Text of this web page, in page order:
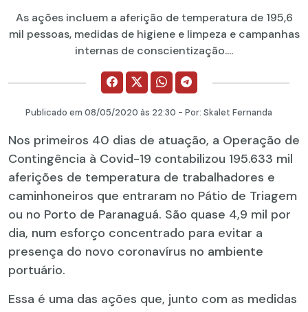
As ações incluem a aferição de temperatura de 195,6
mil pessoas, medidas de higiene e limpeza e campanhas
internas de conscientização....
Publicado em 08/05/2020 às 22:30 - Por: Skalet Fernanda
Nos primeiros 40 dias de atuação, a Operação de
Contingência à Covid-19 contabilizou 195.633 mil
aferições de temperatura de trabalhadores e
caminhoneiros que entraram no Pátio de Triagem
ou no Porto de Paranaguá. São quase 4,9 mil por
dia, num esforço concentrado para evitar a
presença do novo coronavírus no ambiente
portuário.
Essa é uma das ações que, junto com as medidas